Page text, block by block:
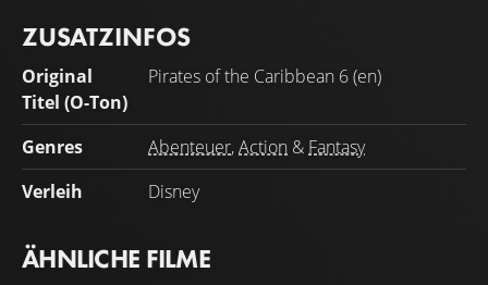
ZUSATZINFOS
Original
Titel (O-Ton)
Pirates of the Caribbean 6 (en)
Genres Abenteuer,Action & Fantasy
Verleih
Disney
ÄHNLICHE FILME